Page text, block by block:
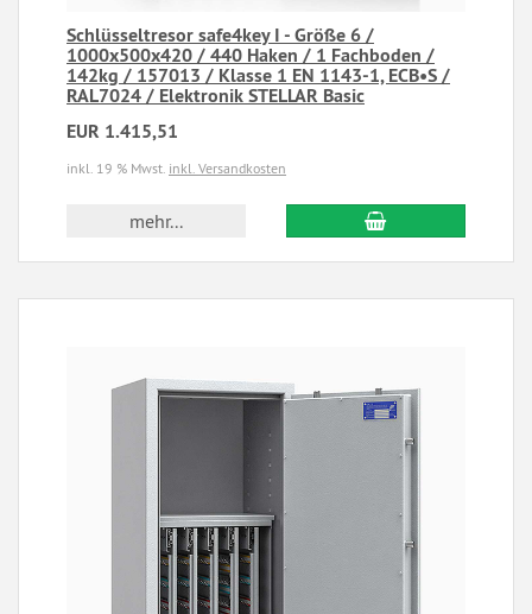
Schlüsseltresor safe4key I - Größe 6 /
1000x500x420 / 440 Haken / 1 Fachboden /
142kg / 157013 / Klasse 1 EN 1143-1, ECB•S /
RAL7024 / Elektronik STELLAR Basic
EUR 1.415,51
inkl. 19 % Mwst. inkl. Versandkosten
mehr...